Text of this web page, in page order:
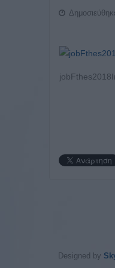
Designed by